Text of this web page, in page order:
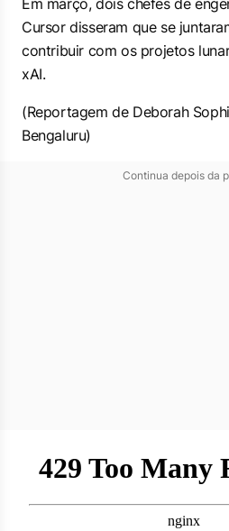
Em março, dois chefes de
Cursor disseram que se
contribuir com os projetos
xAI.
(Reportagem de Deborah
Bengaluru)
Continua depois da